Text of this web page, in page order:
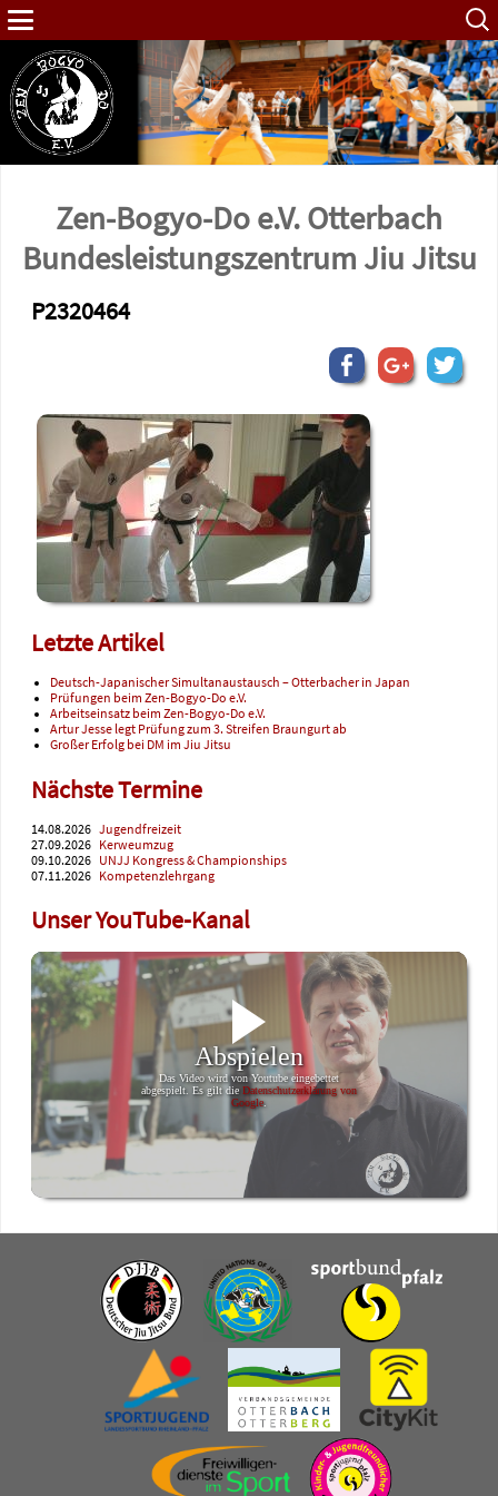
Suche
nach:
Zen-Bogyo-Do e.V. Otterbach
Bundes­leistungs­zentrum Jiu Jitsu
P2320464
Letzte Artikel
Deutsch-Japanischer Simultanaustausch – Otterbacher in Japan
Prüfungen beim Zen-Bogyo-Do e.V.
Arbeitseinsatz beim Zen-Bogyo-Do e.V.
Artur Jesse legt Prüfung zum 3. Streifen Braungurt ab
Großer Erfolg bei DM im Jiu Jitsu
Nächste Termine
14.08.2026 Jugendfreizeit
27.09.2026 Kerweumzug
09.10.2026 UNJJ Kongress & Championships
07.11.2026 Kompetenzlehrgang
Unser YouTube-Kanal